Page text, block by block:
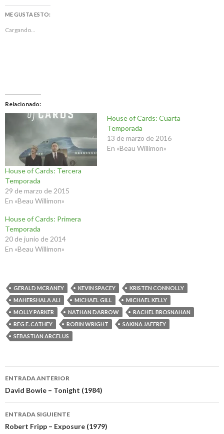
ME GUSTA ESTO:
Cargando...
Relacionado
House of Cards: Tercera
Temporada
29 de marzo de 2015
En «Beau Willimon»
House of Cards: Cuarta
Temporada
13 de marzo de 2016
En «Beau Willimon»
House of Cards: Primera
Temporada
20 de junio de 2014
En «Beau Willimon»
GERALD MCRANEY KEVIN SPACEY
KRISTEN CONNOLLY
MAHERSHALA ALI
MICHAEL GILL
MICHAEL KELLY
MOLLY PARKER
NATHAN DARROW
RACHEL BROSNAHAN
REG E. CATHEY
ROBIN WRIGHT
SAKINA JAFFREY
SEBASTIAN ARCELUS
Navegación
de
entradas
ENTRADA ANTERIOR
David Bowie – Tonight (1984)
ENTRADA SIGUIENTE
Robert Fripp – Exposure (1979)